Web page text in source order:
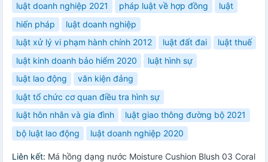
luật doanh nghiệp 2021
pháp luật về hợp đồng
luật
hiến pháp
luật doanh nghiệp
luật xử lý vi phạm hành chính 2012
luật đất đai
luật thuế
luật kinh doanh bảo hiểm 2020
luật hình sự
luật lao động
văn kiện đảng
luật tổ chức cơ quan điều tra hình sự
luật hôn nhân và gia đình
luật giao thông đường bộ 2021
bộ luật lao động
luật doanh nghiệp 2020
Liên kết: Má hồng dạng nước Moisture Cushion Blush 03 Coral